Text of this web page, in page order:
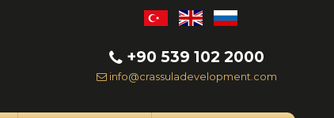
+90 539 102 2000
info@crassuladevelopment.com